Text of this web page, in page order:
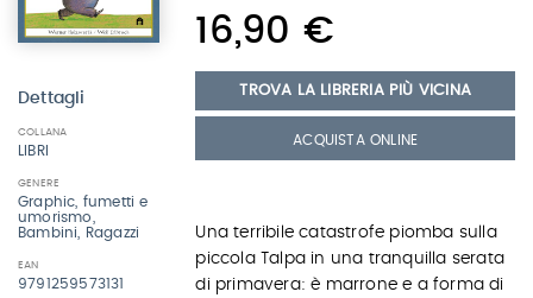
Dettagli
COLLANA
LIBRI
GENERE
Graphic, fumetti e
umorismo,
Bambini, Ragazzi
EAN
9791259573131
16,90 €
TROVA LA LIBRERIA PIÙ VICINA
ACQUISTA ONLINE
Una terribile catastrofe piomba sulla
piccola Talpa in una tranquilla serata
di primavera: è marrone e a forma di